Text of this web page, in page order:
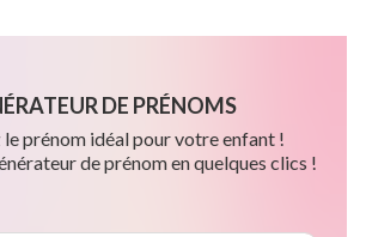
DE PRÉNOMS
prénom idéal pour votre enfant !
de prénom en quelques clics !